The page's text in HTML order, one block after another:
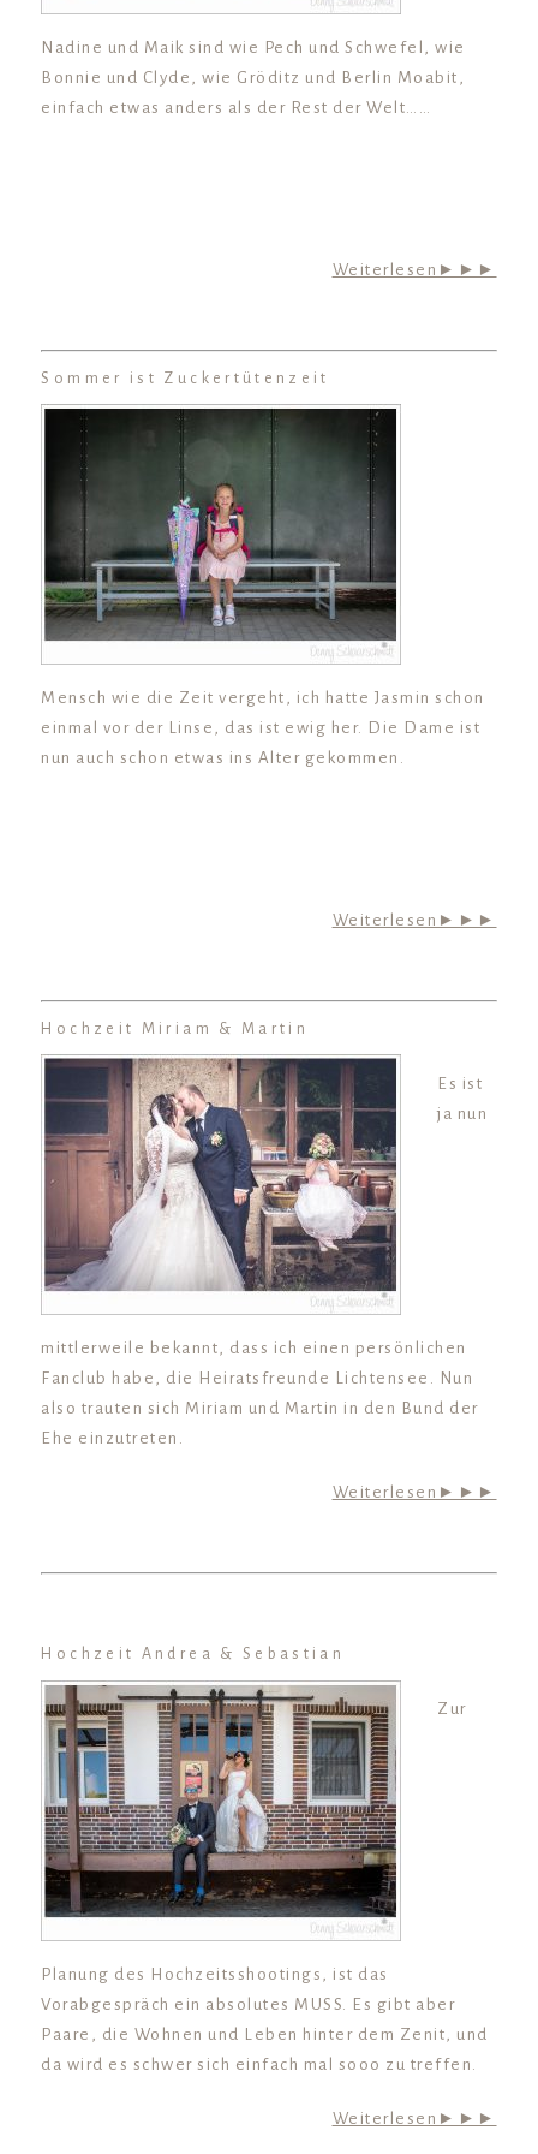
Nadine und Maik sind wie Pech und Schwefel, wie
Bonnie und Clyde, wie Gröditz und Berlin Moabit,
einfach etwas anders als der Rest der Welt……
Weiterlesen►►►
Sommer ist Zuckertütenzeit
Mensch wie die Zeit vergeht, ich hatte Jasmin schon
einmal vor der Linse, das ist ewig her. Die Dame ist
nun auch schon etwas ins Alter gekommen.
Weiterlesen►►►
Hochzeit Miriam & Martin
Es ist
ja nun
mittlerweile bekannt, dass ich einen persönlichen
Fanclub habe, die Heiratsfreunde Lichtensee. Nun
also trauten sich Miriam und Martin in den Bund der
Ehe einzutreten.
Weiterlesen►►►
Hochzeit Andrea & Sebastian
Zur
Planung des Hochzeitsshootings, ist das
Vorabgespräch ein absolutes MUSS. Es gibt aber
Paare, die Wohnen und Leben hinter dem Zenit, und
da wird es schwer sich einfach mal sooo zu treffen.
Weiterlesen►►►